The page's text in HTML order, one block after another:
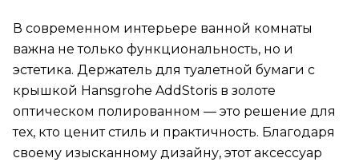
В современном интерьере ванной комнаты
важна не только функциональность, но и
эстетика. Держатель для туалетной бумаги с
крышкой Hansgrohe AddStoris в золоте
оптическом полированном — это решение для
тех, кто ценит стиль и практичность. Благодаря
своему изысканному дизайну, этот аксессуар